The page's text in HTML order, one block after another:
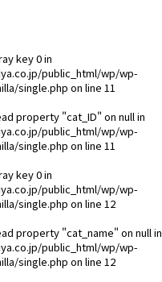
key 0 in
public_html/wp/wp-
single.php on line 11
property "cat_ID" on null in
public_html/wp/wp-
single.php on line 11
key 0 in
public_html/wp/wp-
single.php on line 12
property "cat_name" on null in
public_html/wp/wp-
single.php on line 12